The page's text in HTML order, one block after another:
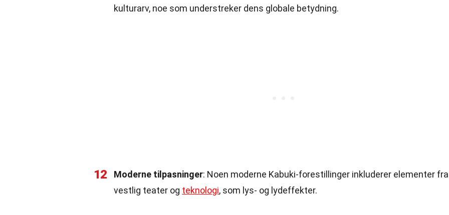
kulturarv, noe som understreker dens globale betydning.
12 Moderne tilpasninger: Noen moderne Kabuki-forestillinger inkluderer elementer fra
vestlig teater og teknologi, som lys- og lydeffekter.